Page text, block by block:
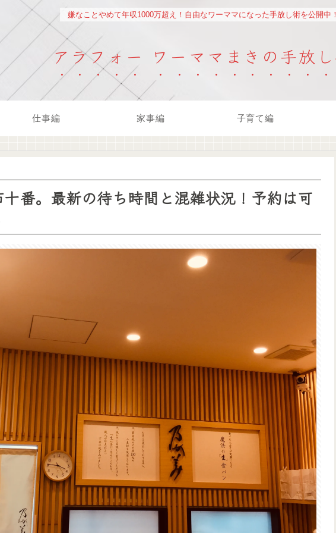
嫌なことやめて年収1000万超え！自由なワーママになった手放し術を公開中
アラフォー ワーママまきの手放
仕事編 家事編 子育て編
番。最新の待ち時間と混雑状況！予約は可